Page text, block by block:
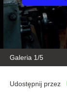
Galeria 2/5
Udostępnij przez